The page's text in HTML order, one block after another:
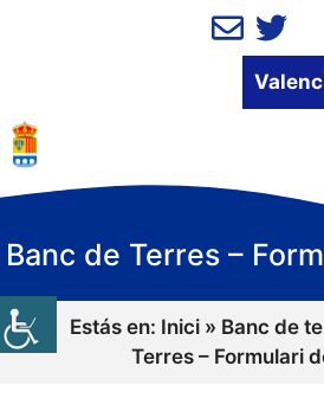
Banc de Terres –
Estás en: Inici» Banc de
Terres – Formulari